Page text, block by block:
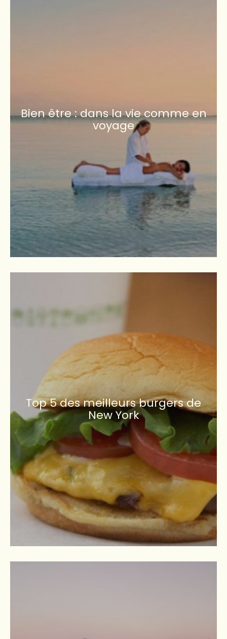
Bien être : dans la vie comme en
voyage
Top 5 des meilleurs burgers de
New York